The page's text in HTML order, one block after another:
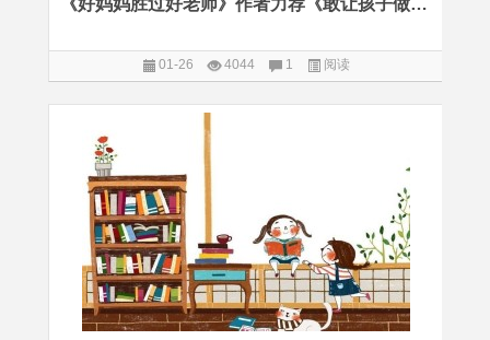
《好妈妈胜过好老师》作者力荐《敢让孩子做自己》
01-26 4044 1 阅读